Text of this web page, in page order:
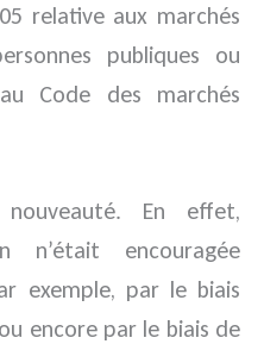
relative aux marchés
publiques ou
Code des marchés
En effet,
n’était encouragée
exemple, par le biais
encore par le biais de